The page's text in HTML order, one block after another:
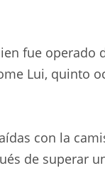
fue operado
Lui, quinto
con la
de superar